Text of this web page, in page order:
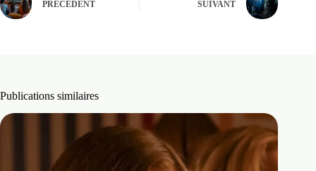
PRÉCÉDENT SUIVANT
Publications similaires